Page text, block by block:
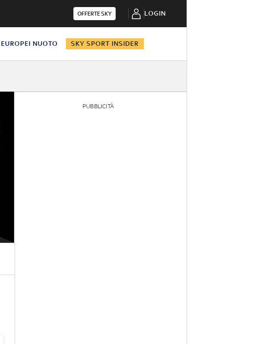
OFFERTE SKY LOGIN
EUROPEI NUOTO SKY SPORT INSIDER
PUBBLICITÀ